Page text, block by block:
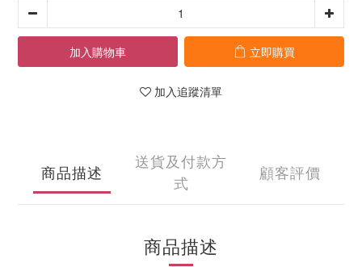
加入購物車 立即購買
加入追蹤清單
商品描述
送貨及付款方
式
顧客評價
商品描述